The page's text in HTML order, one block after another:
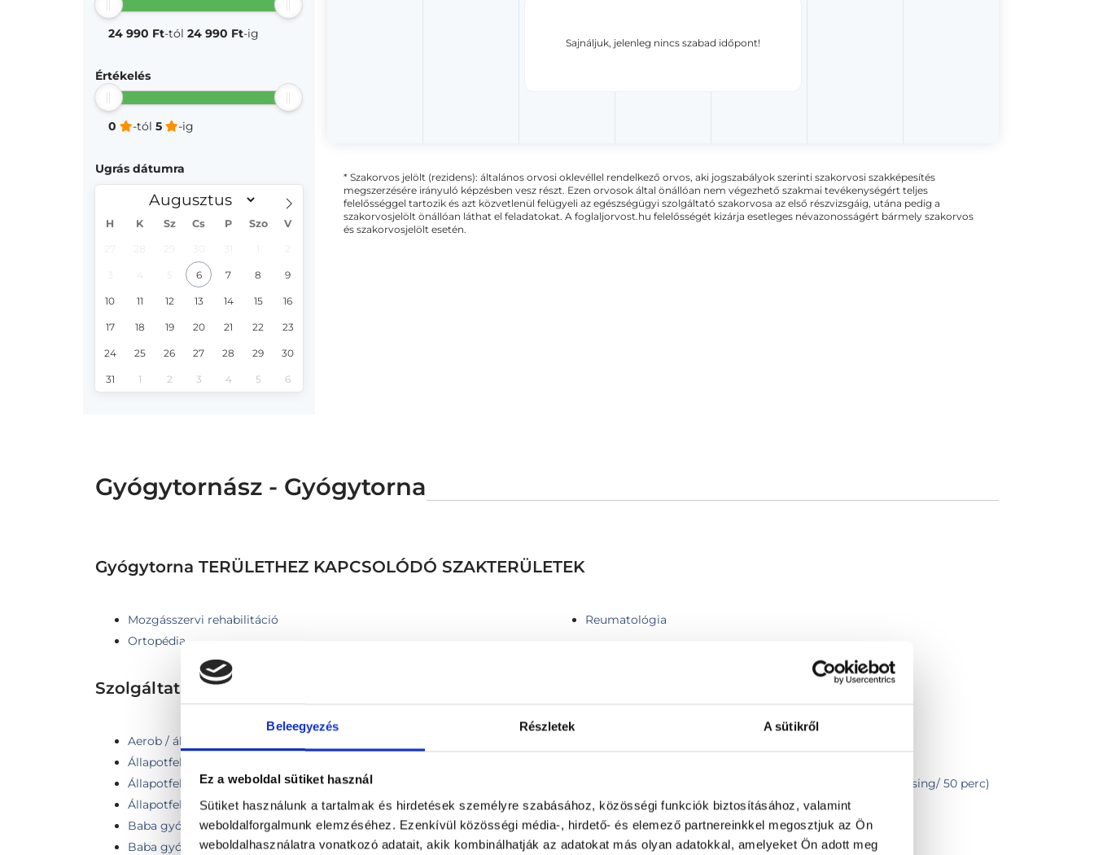
Beleegyezés Részletek A sütikről
Ez a weboldal sütiket használ
Sütiket használunk a tartalmak és hirdetések személyre szabásához, közösségi funkciók biztosításához, valamint
weboldalforgalmunk elemzéséhez. Ezenkívül közösségi média-, hirdető- és elemező partnereinkkel megosztjuk az Ön
weboldalhasználatra vonatkozó adatait, akik kombinálhatják az adatokat más olyan adatokkal, amelyeket Ön adott meg
24 990 Ft-tól 24 990 Ft-ig
Értékelés
0 -tól 5 -ig
Ugrás dátumra
H K Sz Cs P Szo V
6 7 8 9
10 11 12 13 14 15 16
17 18 19 20 21 22 23
24 25 26 27 28 29 30
31 1 2 3 4 5 6
Sajnáljuk, jelenleg nincs szabad időpont!
* Szakorvos jelölt (rezidens): általános orvosi oklevéllel rendelkező orvos, aki jogszabályok szerinti szakorvosi szakképesítés
megszerzésére irányuló képzésben vesz részt. Ezen orvosok által önállóan nem végezhető szakmai tevékenységért teljes
felelősséggel tartozik és azt közvetlenül felügyeli az egészségügyi szolgáltató szakorvosa az első részvizsgáig, utána pedig a
szakorvosjelölt önállóan láthat el feladatokat. A foglaljorvost.hu felelősségét kizárja esetleges névazonosságért bármely szakorvos
és szakorvosjelölt esetén.
Gyógytornász - Gyógytorna
Gyógytorna TERÜLETHEZ KAPCSOLÓDÓ SZAKTERÜLETEK
Mozgásszervi rehabilitáció
Ortopédia
Reumatológia
Szolgáltatások
Aerob / állóképességi tréning
Állapotfelmérés, első vizsgálat
Állapotfelmérés + Gyógytorna
Állapotfelmérés + Manuálterápia
Baba gyógytorna gyakorlatok gyakorlása - Online konzultáció
Baba gyógytorna gyakorlatok gyakorlása - Személyes konzultáció
Gyógytorna (Manuálterápia/ McKenzie/ FDM terápia/ Flossing/ 50 perc)
Kardiovaszkuláris rehabilitáció
Kinesio-tape ragasztás
Kineziológiai tapaszos kezelés